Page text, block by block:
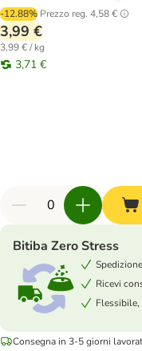
-12.88% Prezzo reg. 4,58 €
3,99 €
3,99 € / kg
3,71 €
Bitiba Zero Stress
Ricevi
Consegna in 3-5 giorni